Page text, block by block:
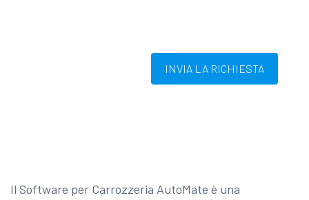
INVIA LA RICHIESTA
Il Software per Carrozzeria AutoMate è una